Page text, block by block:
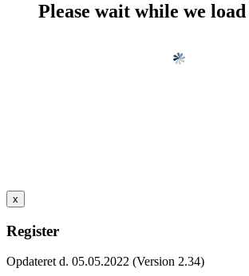
Please wait while we load
x
Register
Opdateret d. 05.05.2022 (Version 2.34)